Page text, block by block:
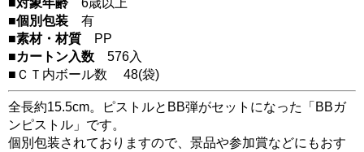
■対象年齢 6歳以上
■個別包装 有
■素材・材質 PP
■カートン入数 576入
■ＣＴ内ボール数 48(袋)
全長約15.5cm。ピストルとBB弾がセットになった「BBガ
ンピストル」です。
個別包装されておりますので、景品や参加賞などにもおす